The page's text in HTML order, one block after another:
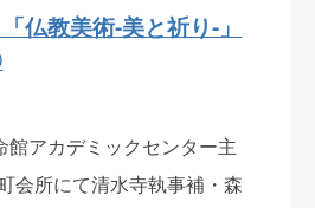
仏教美術‐美と祈り‐」
館アカデミックセンター主
会所にて清水寺執事補・森